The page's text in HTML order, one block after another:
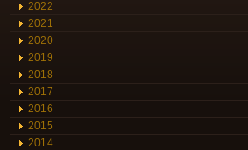
2022
2021
2020
2019
2018
2017
2016
2015
2014